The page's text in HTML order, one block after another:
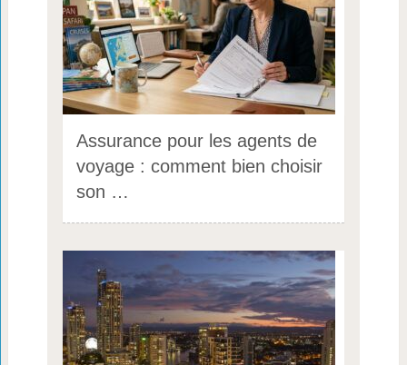
Assurance pour les agents de
voyage : comment bien choisir
son …